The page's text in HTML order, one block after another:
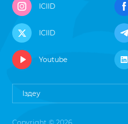
ICIID
ICIID
Youtube